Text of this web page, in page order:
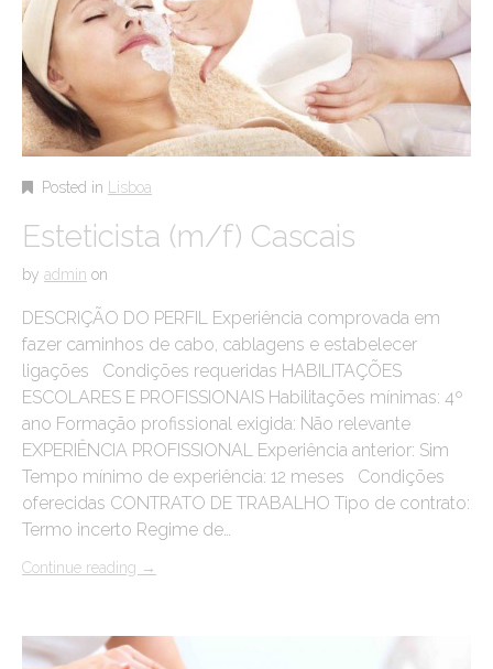
Posted in Lisboa
Esteticista (m/f) Cascais
by admin on
DESCRIÇÃO DO PERFIL Experiência comprovada em
fazer caminhos de cabo, cablagens e estabelecer
ligações Condições requeridas HABILITAÇÕES
ESCOLARES E PROFISSIONAIS Habilitações mínimas: 4º
ano Formação profissional exigida: Não relevante
EXPERIÊNCIA PROFISSIONAL Experiência anterior: Sim
Tempo mínimo de experiência: 12 meses Condições
oferecidas CONTRATO DE TRABALHO Tipo de contrato:
Termo incerto Regime de…
Continue reading →